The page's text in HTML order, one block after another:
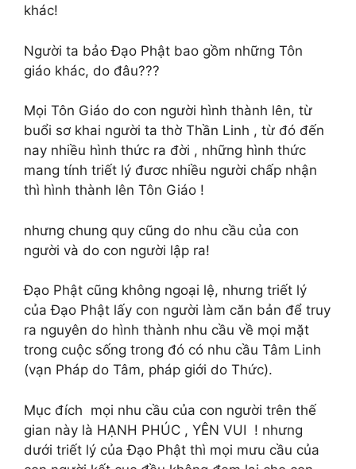
khác!
Người ta bảo Đạo Phật bao gồm những Tôn
giáo khác, do đâu???
Mọi Tôn Giáo do con người hình thành lên, từ
buổi sơ khai người ta thờ Thần Linh , từ đó đến
nay nhiều hình thức ra đời , những hình thức
mang tính triết lý đươc nhiều người chấp nhận
thì hình thành lên Tôn Giáo !
nhưng chung quy cũng do nhu cầu của con
người và do con người lập ra!
Đạo Phật cũng không ngoại lệ, nhưng triết lý
của Đạo Phật lấy con người làm căn bản để truy
ra nguyên do hình thành nhu cầu về mọi mặt
trong cuộc sống trong đó có nhu cầu Tâm Linh
(vạn Pháp do Tâm, pháp giới do Thức).
Mục đích mọi nhu cầu của con người trên thế
gian này là HẠNH PHÚC , YÊN VUI ! nhưng
dưới triết lý của Đạo Phật thì mọi mưu cầu của